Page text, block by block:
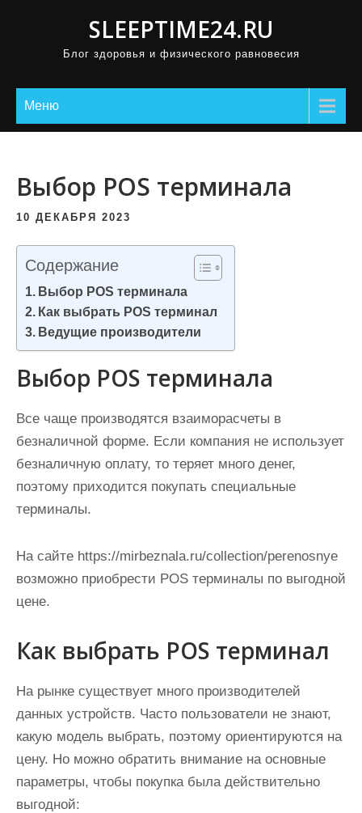
SLEEPTIME24.RU
Блог здоровья и физического равновесия
Меню
Выбор POS терминала
10 ДЕКАБРЯ 2023
Содержание
Выбор POS терминала
Как выбрать POS терминал
Ведущие производители
Выбор POS терминала
Все чаще производятся взаиморасчеты в
безналичной форме. Если компания не использует
безналичную оплату, то теряет много денег,
поэтому приходится покупать специальные
терминалы.
На сайте https://mirbeznala.ru/collection/perenosnye
возможно приобрести POS терминалы по выгодной
цене.
Как выбрать POS терминал
На рынке существует много производителей
данных устройств. Часто пользователи не знают,
какую модель выбрать, поэтому ориентируются на
цену. Но можно обратить внимание на основные
параметры, чтобы покупка была действительно
выгодной: